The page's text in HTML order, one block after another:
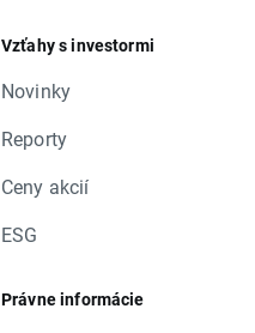
Vzťahy s investormi
Novinky
Reporty
Ceny akcií
ESG
Právne informácie